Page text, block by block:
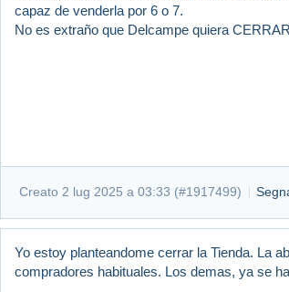
capaz de venderla por 6 o 7.
No es extraño que Delcampe quiera
Creato 2 lug 2025 a 03:33 (#1917499)
Yo estoy planteandome cerrar la Tienda. La
compradores habituales. Los demas, ya se